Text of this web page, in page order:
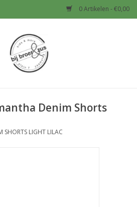
0 Artikelen - €0,00
Denim Shorts
SHORTS LIGHT LILAC